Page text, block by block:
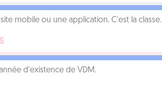
mobile ou une application. C'est la classe.
d'existence de VDM.